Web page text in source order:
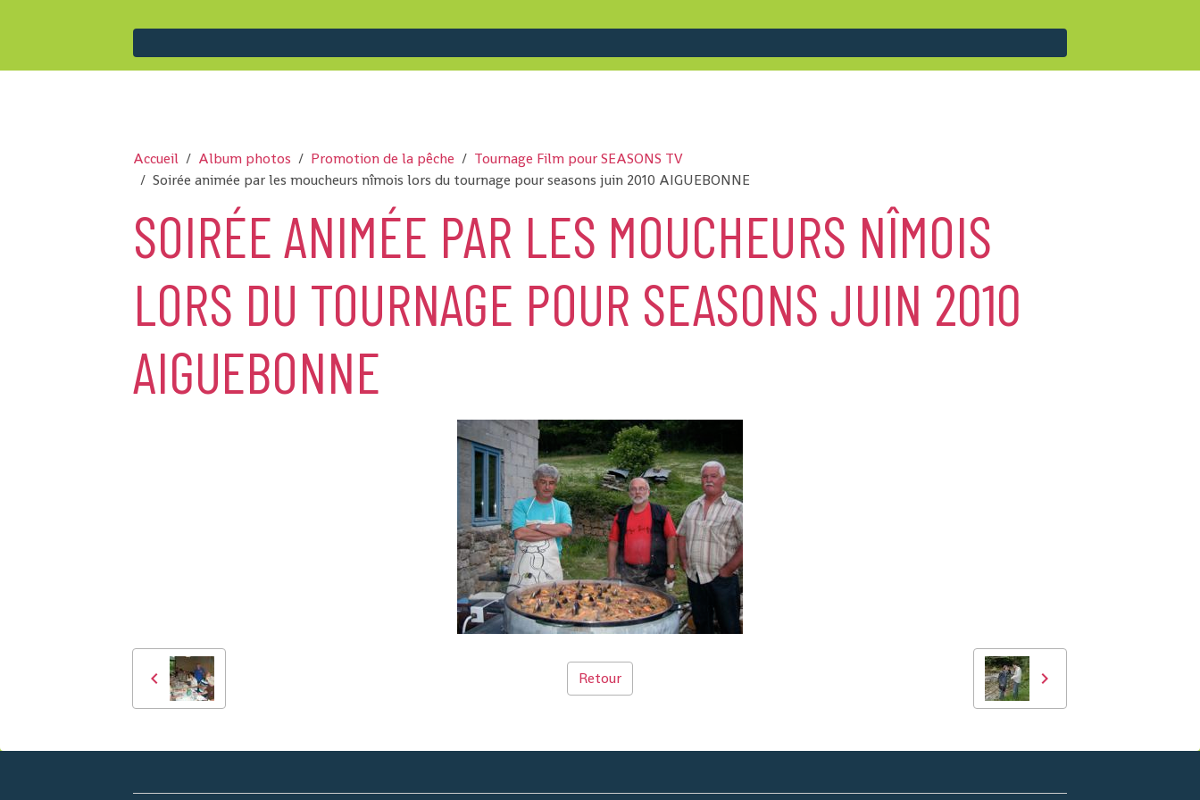
Accueil Album photos Promotion de la pêche
Tournage Film pour SEASONS TV
Soirée animée par les moucheurs nîmois lors du tournage pour seasons juin 2010 AIGUEBONNE
SOIRÉE ANIMÉE PAR LES MOUCHEURS NÎMOIS
LORS DU TOURNAGE POUR SEASONS JUIN 2010
AIGUEBONNE
Retour